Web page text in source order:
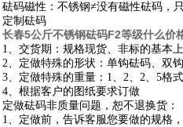
砝码磁性：不锈钢≠没有磁性砝码，
定制砝码
长春5公斤不锈钢砝码F2等级什么价
1、交货期：规格现货、 非标的基本
2、定做特殊的形状：单钩砝码、双
3、定做特殊的重量：1、2、2、5格
4、根据客户的图纸要求订做
定做砝码非质量问题，恕不退换货：
1、定做前，告诉客服您要做的规格，